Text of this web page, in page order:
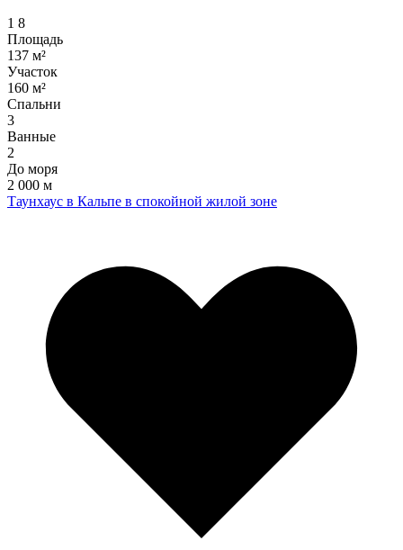
1 8
Площадь
137 м²
Участок
160 м²
Спальни
3
Ванные
2
До моря
2 000 м
Таунхаус в Кальпе в спокойной жилой зоне